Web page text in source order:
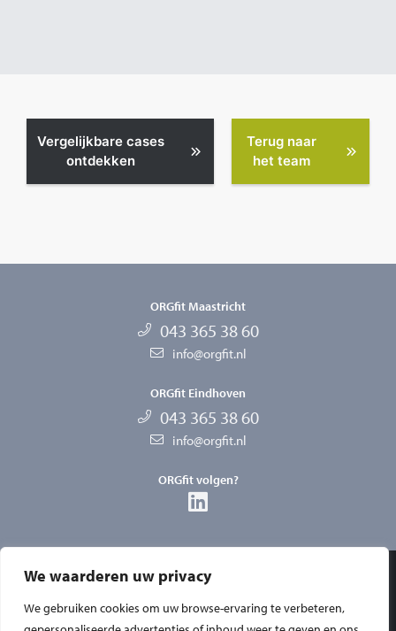
We waarderen uw privacy
We gebruiken cookies om uw browse-ervaring te verbeteren,
Vergelijkbare cases
ontdekken
Terug naar
het team
ORGfit Maastricht
043 365 38 60
info@orgfit.nl
ORGfit Eindhoven
043 365 38 60
info@orgfit.nl
ORGfit volgen?
Privacy
Disclaimer